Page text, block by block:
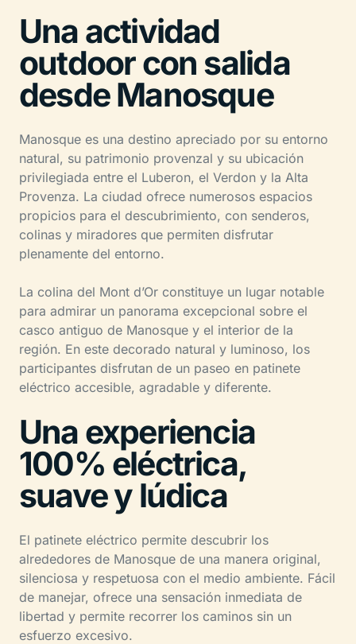
Una actividad
outdoor con salida
desde Manosque
Manosque es una destino apreciado por su entorno
natural, su patrimonio provenzal y su ubicación
privilegiada entre el Luberon, el Verdon y la Alta
Provenza. La ciudad ofrece numerosos espacios
propicios para el descubrimiento, con senderos,
colinas y miradores que permiten disfrutar
plenamente del entorno.
La colina del Mont d’Or constituye un lugar notable
para admirar un panorama excepcional sobre el
casco antiguo de Manosque y el interior de la
región. En este decorado natural y luminoso, los
participantes disfrutan de un paseo en patinete
eléctrico accesible, agradable y diferente.
Una experiencia
100% eléctrica,
suave y lúdica
El patinete eléctrico permite descubrir los
alrededores de Manosque de una manera original,
silenciosa y respetuosa con el medio ambiente. Fácil
de manejar, ofrece una sensación inmediata de
libertad y permite recorrer los caminos sin un
esfuerzo excesivo.